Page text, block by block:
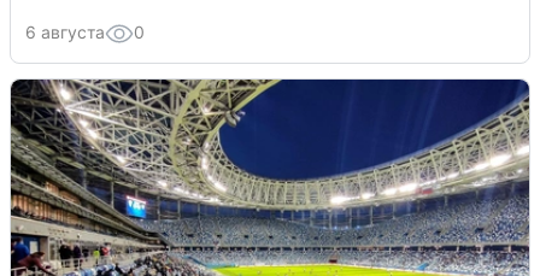
6 августа 0